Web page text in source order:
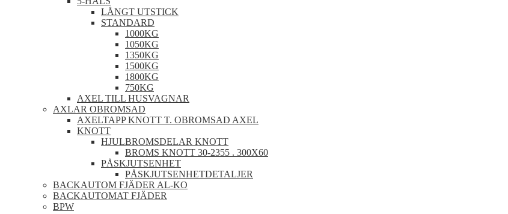
LÅNGT UTSTICK
STANDARD
1000KG
1050KG
1350KG
1500KG
1800KG
750KG
AXEL TILL HUSVAGNAR
AXLAR OBROMSAD
AXELTAPP KNOTT T. OBROMSAD AXEL
KNOTT
HJULBROMSDELAR KNOTT
BROMS KNOTT 30-2355 . 300X60
PÅSKJUTSENHET
PÅSKJUTSENHETDETALJER
BACKAUTOM FJÄDER AL-KO
BACKAUTOMAT FJÄDER
BPW